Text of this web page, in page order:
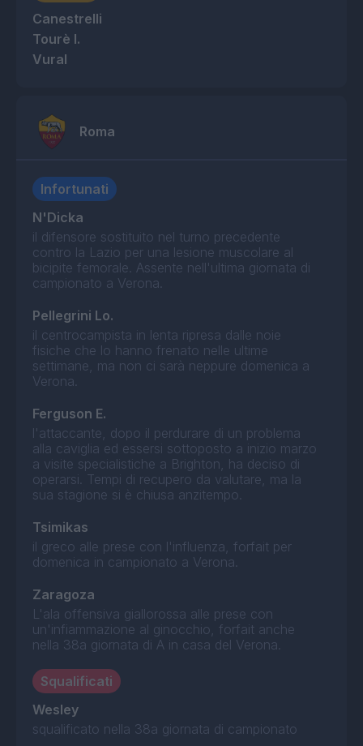
Canestrelli
Tourè I.
Vural
Roma
Infortunati
N'Dicka
il difensore sostituito nel turno precedente
contro la Lazio per una lesione muscolare al
bicipite femorale. Assente nell'ultima giornata di
campionato a Verona.
Pellegrini Lo.
il centrocampista in lenta ripresa dalle noie
fisiche che lo hanno frenato nelle ultime
settimane, ma non ci sarà neppure domenica a
Verona.
Ferguson E.
l'attaccante, dopo il perdurare di un problema
alla caviglia ed essersi sottoposto a inizio marzo
a visite specialistiche a Brighton, ha deciso di
operarsi. Tempi di recupero da valutare, ma la
sua stagione si è chiusa anzitempo.
Tsimikas
il greco alle prese con l'influenza, forfait per
domenica in campionato a Verona.
Zaragoza
L'ala offensiva giallorossa alle prese con
un'infiammazione al ginocchio, forfait anche
nella 38a giornata di A in casa del Verona.
Squalificati
Wesley
squalificato nella 38a giornata di campionato